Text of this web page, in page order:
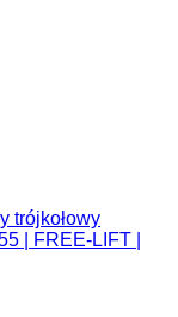
trójkołowy
| FREE-LIFT |